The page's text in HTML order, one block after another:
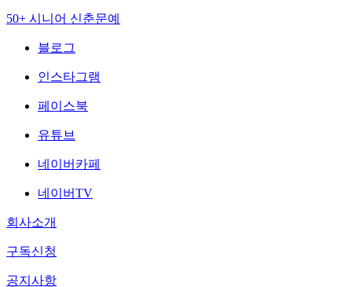
50+ 시니어 신춘문예
블로그
인스타그램
페이스북
유튜브
네이버카페
네이버TV
회사소개
구독신청
공지사항